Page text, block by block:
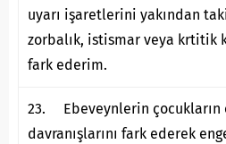
uyarı işaretlerini yakından
zorbalık, istismar veya krtitik
fark ederim.
23. Ebeveynlerin çocukların
davranışlarını fark ederek